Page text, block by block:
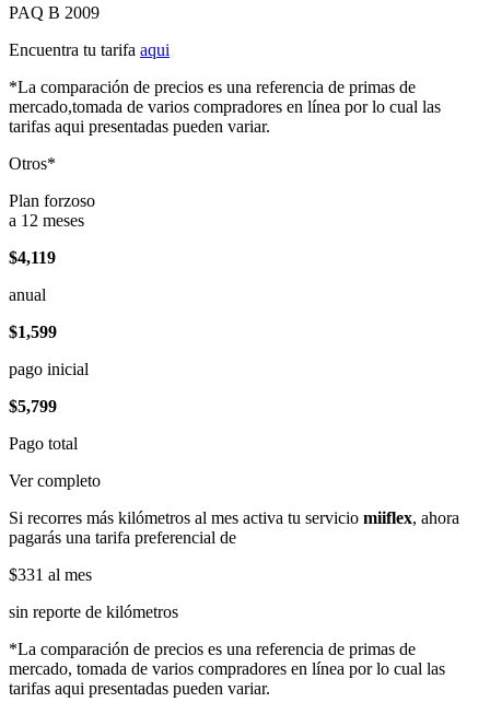
PAQ B 2009
Encuentra tu tarifa aqui
*La comparación de precios es una referencia de primas de
mercado,tomada de varios compradores en línea por lo cual las
tarifas aqui presentadas pueden variar.
Otros*
Plan forzoso
a 12 meses
$4,119
anual
$1,599
pago inicial
$5,799
Pago total
Ver completo
Si recorres más kilómetros al mes activa tu servicio miiflex, ahora
pagarás una tarifa preferencial de
$331 al mes
sin reporte de kilómetros
*La comparación de precios es una referencia de primas de
mercado, tomada de varios compradores en línea por lo cual las
tarifas aqui presentadas pueden variar.